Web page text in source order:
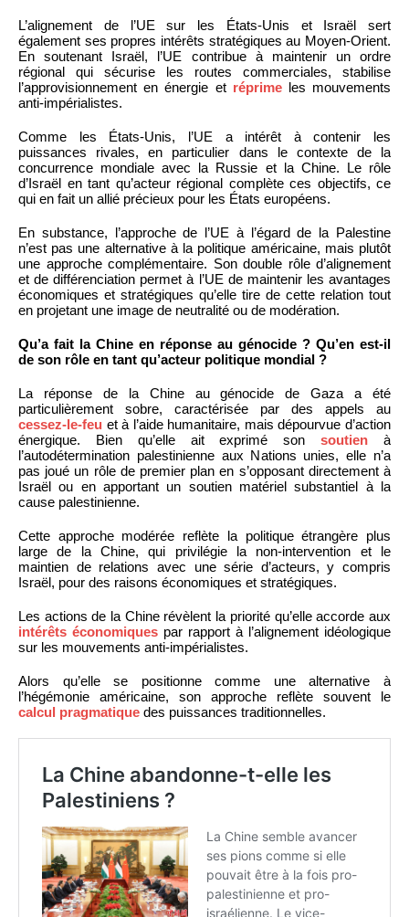
L’alignement de l’UE sur les États-Unis et Israël sert
également ses propres intérêts stratégiques au Moyen-Orient.
En soutenant Israël, l’UE contribue à maintenir un ordre
régional qui sécurise les routes commerciales, stabilise
l’approvisionnement en énergie et réprimeles mouvements
anti-impérialistes.
Comme les États-Unis, l’UE a intérêt à contenir les
puissances rivales, en particulier dans le contexte de la
concurrence mondiale avec la Russie et la Chine. Le rôle
d’Israël en tant qu’acteur régional complète ces objectifs, ce
qui en fait un allié précieux pour les États européens.
En substance, l’approche de l’UE à l’égard de la Palestine
n’est pas une alternative à la politique américaine, mais plutôt
une approche complémentaire. Son double rôle d’alignement
et de différenciation permet à l’UE de maintenir les avantages
économiques et stratégiques qu’elle tire de cette relation tout
en projetant une image de neutralité ou de modération.
Qu’a fait la Chine en réponse au génocide ? Qu’en est-il
de son rôle en tant qu’acteur politique mondial ?
La réponse de la Chine au génocide de Gaza a été
particulièrement sobre, caractérisée par des appels au
cessez-le-feu et à l’aide humanitaire, mais dépourvue d’action
énergique. Bien qu’elle ait exprimé sonsoutien à
l’autodétermination palestinienne aux Nations unies, elle n’a
pas joué un rôle de premier plan en s’opposant directement à
Israël ou en apportant un soutien matériel substantiel à la
cause palestinienne.
Cette approche modérée reflète la politique étrangère plus
large de la Chine, qui privilégie la non-intervention et le
maintien de relations avec une série d’acteurs, y compris
Israël, pour des raisons économiques et stratégiques.
Les actions de la Chine révèlent la priorité qu’elle accorde aux
intérêts économiques par rapport à l’alignement idéologique
sur les mouvements anti-impérialistes.
Alors qu’elle se positionne comme une alternative à
l’hégémonie américaine, son approche reflète souvent le
calcul pragmatique des puissances traditionnelles.